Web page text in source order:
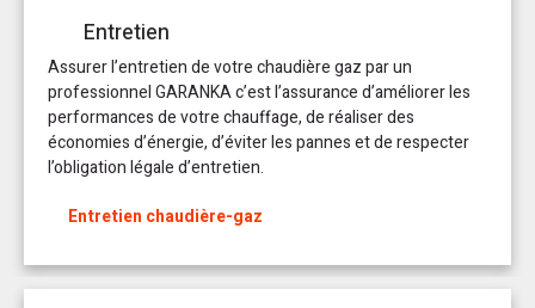
Entretien
Assurer l’entretien de votre chaudière gaz par un
professionnel GARANKA c’est l’assurance d’améliorer les
performances de votre chauffage, de réaliser des
économies d’énergie, d’éviter les pannes et de respecter
l’obligation légale d’entretien.
Entretien chaudière-gaz